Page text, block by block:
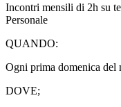
Incontri mensili di 2h su
Personale
QUANDO:
Ogni prima domenica del
DOVE;